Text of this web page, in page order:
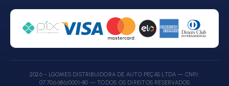
2026 - LGOMES DISTRIBUIDORA DE AUTO PEÇAS LTDA — CNPJ:
07.706.686/0001-80 — TODOS OS DIREITOS RESERVADOS